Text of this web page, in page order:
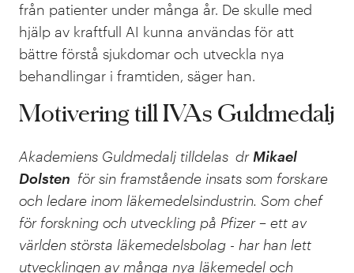
från patienter under många år. De skulle med
hjälp av kraftfull AI kunna användas för att
bättre förstå sjukdomar och utveckla nya
behandlingar i framtiden, säger han.
Motivering till IVAs Guldmedalj
Akademiens Guldmedalj tilldelas dr Mikael
Dolsten för sin framstående insats som forskare
och ledare inom läkemedelsindustrin. Som chef
för forskning och utveckling på Pfizer – ett av
världen största läkemedelsbolag - har han lett
utvecklingen av många nya läkemedel och